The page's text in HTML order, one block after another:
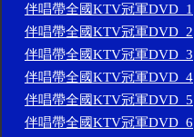
伴唱帶全國KTV冠軍DVD_1
伴唱帶全國KTV冠軍DVD_2
伴唱帶全國KTV冠軍DVD_3
伴唱帶全國KTV冠軍DVD_4
伴唱帶全國KTV冠軍DVD_5
伴唱帶全國KTV冠軍DVD_6